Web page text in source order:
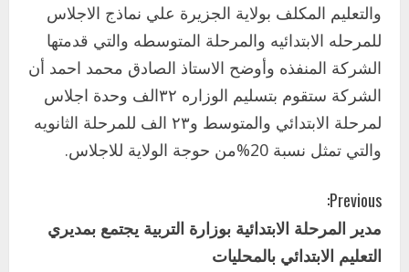
والتعليم المكلف بولاية الجزيرة علي نماذج الاجلاس
للمرحله الابتدائيه والمرحلة المتوسطه والتي قدمتها
الشركة المنفذه وأوضح الاستاذ الصادق محمد احمد أن
الشركة ستقوم بتسليم الوزاره ٣٢الف وحدة اجلاس
لمرحلة الابتدائي والمتوسط و٢٣ الف للمرحلة الثانويه
والتي تمثل نسبة 20%من حوجة الولاية للاجلاس.
C
o
Previous:
مدير المرحلة الابتدائية بوزارة التربية يجتمع بمديري
التعليم الابتدائي بالمحليات
3
اخر الاخبار
وزير التربية والتعليم بالولاية يدشن ورشة
تأهيل معلمي مادة اللغة الإنجليزية بمحلية
ودمدني الكبرى
أغسطس 3, 2026
4
اخر الاخبار الاخبار
مدير إدارة الجودة و التطوير الإداري
بوزارة التربية تشارك الملتقي التنسيقي
اخر الاخبار
إدارة الأنشطة المدرسية بمحلية مدني